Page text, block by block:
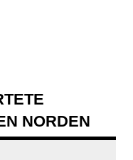
NORDEN